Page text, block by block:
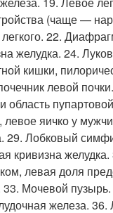
(чаще —
22.
желудка. 24.
кишки,
левой
область
яичко у
29. Лобковый
кривизна
левая доля
Мочевой
железа. 36.